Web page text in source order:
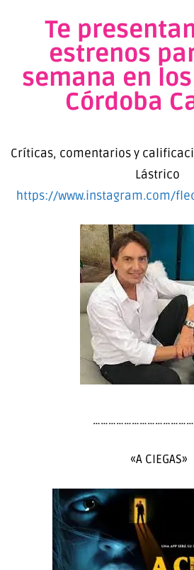
Te
estrenos
semana en
Córdoba
Críticas, comentarios y
Lástrico
https://www.instagram.com/
«A CIEGAS»